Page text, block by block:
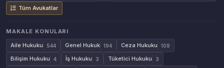
Tüm Avukatlar
MAKALE KONULARI
Aile Hukuku
544 Genel Hukuk 194 Ceza Hukuku 109
Bilişim Hukuku 4 İş Hukuku 3 Tüketici Hukuku 3